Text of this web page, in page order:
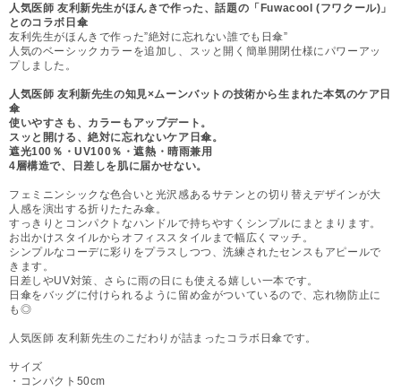
人気医師 友利新先生がほんきで作った、話題の「Fuwacool (フワクール)」
とのコラボ日傘
友利先生がほんきで作った”絶対に忘れない誰でも日傘”
人気のベーシックカラーを追加し、スッと開く簡単開閉仕様にパワーアッ
プしました。
人気医師 友利新先生の知見×ムーンバットの技術から生まれた本気のケア日
傘
使いやすさも、カラーもアップデート。
スッと開ける、絶対に忘れないケア日傘。
遮光100％・UV100％・遮熱・晴雨兼用
4層構造で、日差しを肌に届かせない。
フェミニンシックな色合いと光沢感あるサテンとの切り替えデザインが大
人感を演出する折りたたみ傘。
すっきりとコンパクトなハンドルで持ちやすくシンプルにまとまります。
お出かけスタイルからオフィススタイルまで幅広くマッチ。
シンプルなコーデに彩りをプラスしつつ、洗練されたセンスもアピールで
きます。
日差しやUV対策、さらに雨の日にも使える嬉しい一本です。
日傘をバッグに付けられるように留め金がついているので、忘れ物防止に
も◎
人気医師 友利新先生のこだわりが詰まったコラボ日傘です。
サイズ
・コンパクト50cm